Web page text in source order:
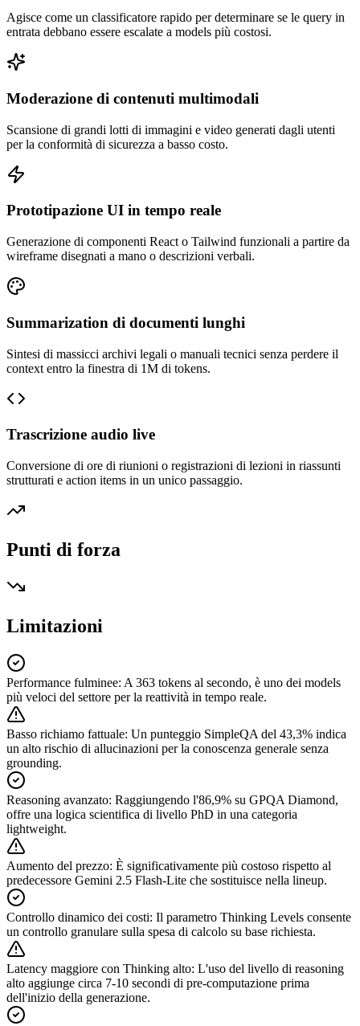
Agisce come un classificatore rapido per determinare se le query in
entrata debbano essere escalate a models più costosi.
Moderazione di contenuti multimodali
Scansione di grandi lotti di immagini e video generati dagli utenti
per la conformità di sicurezza a basso costo.
Prototipazione UI in tempo reale
Generazione di componenti React o Tailwind funzionali a partire da
wireframe disegnati a mano o descrizioni verbali.
Summarization di documenti lunghi
Sintesi di massicci archivi legali o manuali tecnici senza perdere il
context entro la finestra di 1M di tokens.
Trascrizione audio live
Conversione di ore di riunioni o registrazioni di lezioni in riassunti
strutturati e action items in un unico passaggio.
Punti di forza
Limitazioni
Performance fulminee: A 363 tokens al secondo, è uno dei models
più veloci del settore per la reattività in tempo reale.
Basso richiamo fattuale: Un punteggio SimpleQA del 43,3% indica
un alto rischio di allucinazioni per la conoscenza generale senza
grounding.
Reasoning avanzato: Raggiungendo l'86,9% su GPQA Diamond,
offre una logica scientifica di livello PhD in una categoria
lightweight.
Aumento del prezzo: È significativamente più costoso rispetto al
predecessore Gemini 2.5 Flash-Lite che sostituisce nella lineup.
Controllo dinamico dei costi: Il parametro Thinking Levels consente
un controllo granulare sulla spesa di calcolo su base richiesta.
Latency maggiore con Thinking alto: L'uso del livello di reasoning
alto aggiunge circa 7-10 secondi di pre-computazione prima
dell'inizio della generazione.